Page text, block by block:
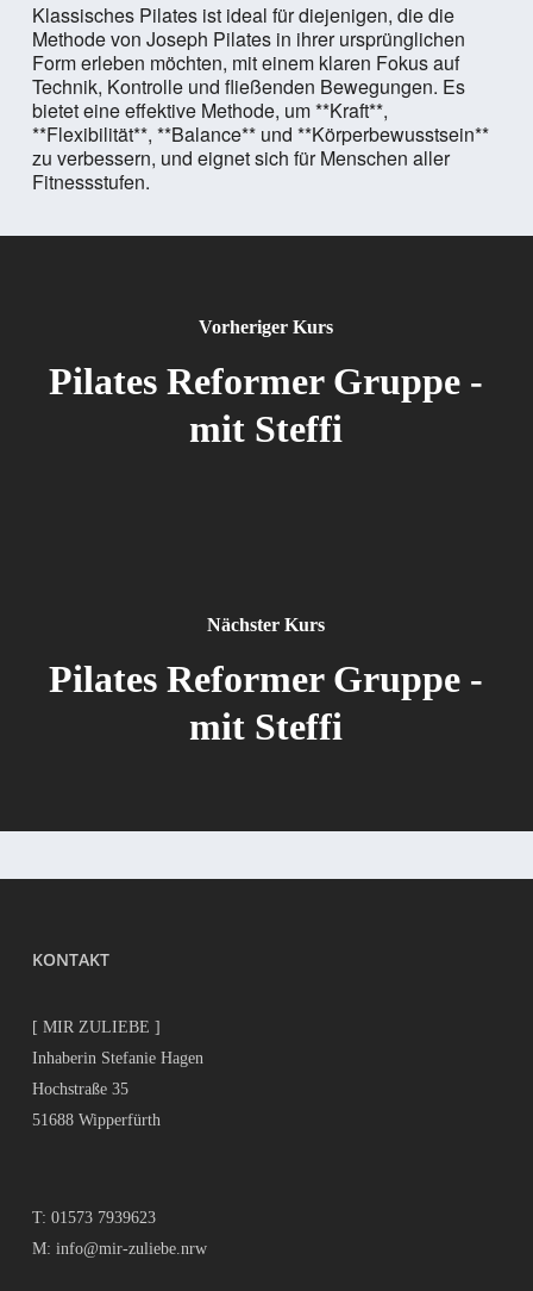
Klassisches Pilates ist ideal für diejenigen, die die
Methode von Joseph Pilates in ihrer ursprünglichen
Form erleben möchten, mit einem klaren Fokus auf
Technik, Kontrolle und fließenden Bewegungen. Es
bietet eine effektive Methode, um **Kraft**,
**Flexibilität**, **Balance** und **Körperbewusstsein**
zu verbessern, und eignet sich für Menschen aller
Fitnessstufen.
Vorheriger Kurs
Pilates Reformer Gruppe -
mit Steffi
Nächster Kurs
Pilates Reformer Gruppe -
mit Steffi
KONTAKT
[ MIR ZULIEBE ]
Inhaberin Stefanie Hagen
Hochstraße 35
51688 Wipperfürth
T: 01573 7939623
M: info@mir-zuliebe.nrw